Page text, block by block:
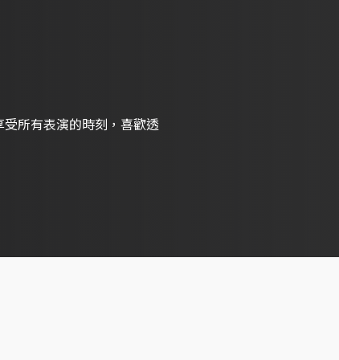
所有表演的時刻，喜歡透